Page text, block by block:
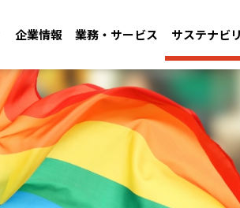
企業情報 業務・サービス サステナビ